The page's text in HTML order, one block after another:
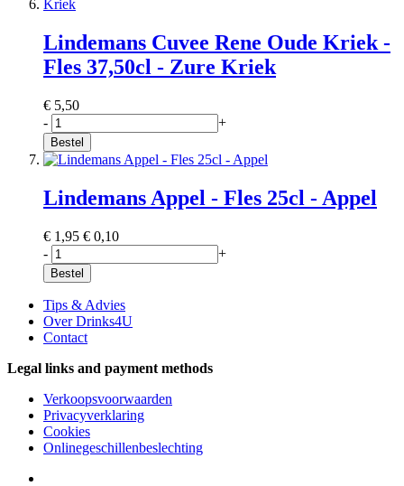
Lindemans Cuvee Rene Oude Kriek -
Fles 37,50cl - Zure Kriek
€ 5,50
-
+
Bestel
Lindemans Appel - Fles 25cl - Appel
€ 1,95 € 0,10
-
+
Bestel
Tips & Advies
Over Drinks4U
Contact
Legal links and payment methods
Verkoopsvoorwaarden
Privacyverklaring
Cookies
Onlinegeschillenbeslechting